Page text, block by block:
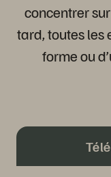
concentrer
tard, toutes les
forme ou